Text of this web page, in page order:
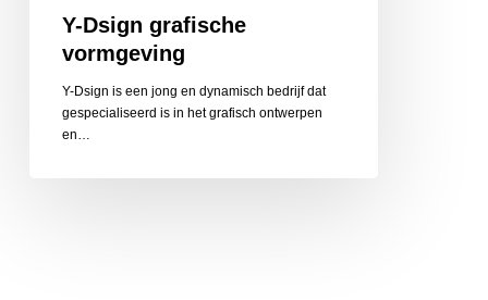
Y-Dsign grafische
vormgeving
Y-Dsign is een jong en dynamisch bedrijf dat
gespecialiseerd is in het grafisch ontwerpen
en…